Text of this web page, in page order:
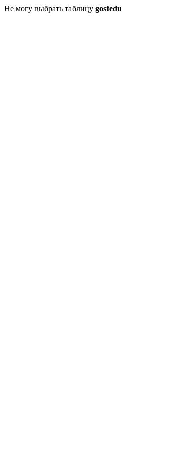
Не могу выбрать таблицу gostedu